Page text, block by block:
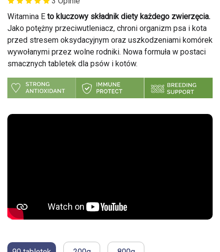
Witamina E to kluczowy składnik diety każdego zwierzęcia.
Jako potężny przeciwutleniacz, chroni organizm psa i kota
przed stresem oksydacyjnym oraz uszkodzeniami komórek
wywołanymi przez wolne rodniki. Nowa formuła w postaci
smacznych tabletek dla psów i kotów.